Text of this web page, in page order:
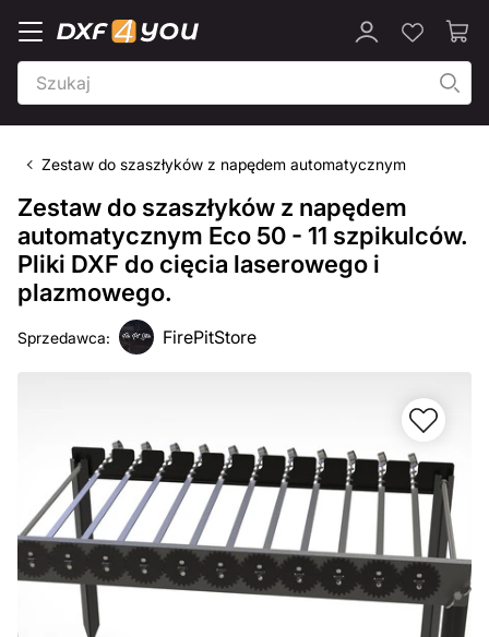
Zestaw do szaszłyków z napędem automatycznym
Zestaw do szaszłyków z napędem
automatycznym Eco 50 - 11 szpikulców.
Pliki DXF do cięcia laserowego i
plazmowego.
Sprzedawca: FirePitStore